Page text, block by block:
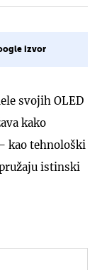
izvor
svojih OLED
kako
kao tehnološki
istinski